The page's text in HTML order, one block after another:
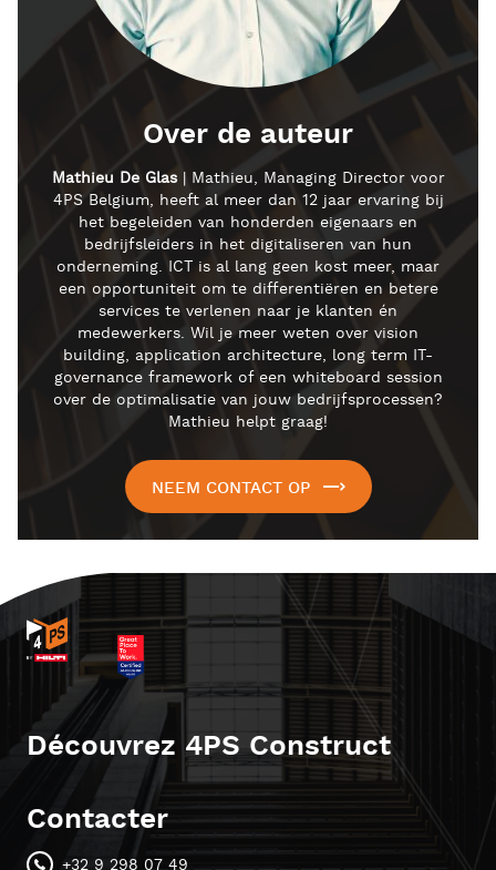
Over de auteur
Mathieu De Glas| Mathieu, Managing Director voor
4PS Belgium, heeft al meer dan 12 jaar ervaring bij
het begeleiden van honderden eigenaars en
bedrijfsleiders in het digitaliseren van hun
onderneming. ICT is al lang geen kost meer, maar
een opportuniteit om te differentiëren en betere
services te verlenen naar je klanten én
medewerkers. Wil je meer weten over vision
building, application architecture, long term IT-
governance framework of een whiteboard session
over de optimalisatie van jouw bedrijfsprocessen?
Mathieu helpt graag!
NEEM CONTACT OP
Découvrez 4PS Construct
Contacter
+32 9 298 07 49